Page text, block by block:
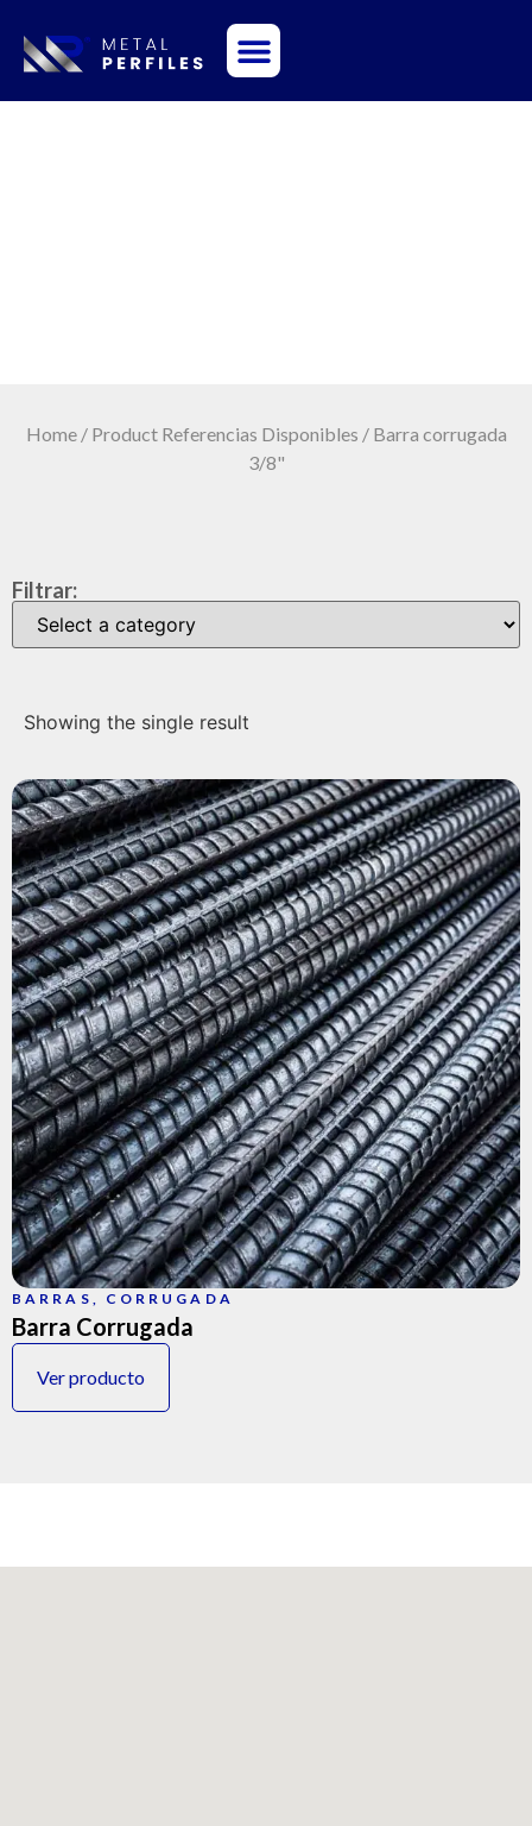
Home/ Product Referencias Disponibles / Barra corrugada
3/8"
Filtrar:
Showing the single result
BARRAS , CORRUGADA
Barra Corrugada
Ver producto